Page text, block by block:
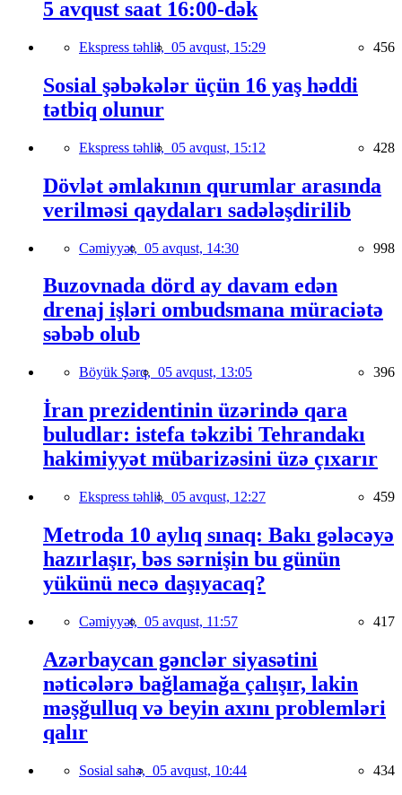
5 avqust saat 16:00-dək
Ekspress təhlil, 05 avqust, 15:29 456
Sosial şəbəkələr üçün 16 yaş həddi
tətbiq olunur
Ekspress təhlil, 05 avqust, 15:12 428
Dövlət əmlakının qurumlar arasında
verilməsi qaydaları sadələşdirilib
Cəmiyyət, 05 avqust, 14:30 998
Buzovnada dörd ay davam edən
drenaj işləri ombudsmana müraciətə
səbəb olub
Böyük Şərq, 05 avqust, 13:05 396
İran prezidentinin üzərində qara
buludlar: istefa təkzibi Tehrandakı
hakimiyyət mübarizəsini üzə çıxarır
Ekspress təhlil, 05 avqust, 12:27 459
Metroda 10 aylıq sınaq: Bakı gələcəyə
hazırlaşır, bəs sərnişin bu günün
yükünü necə daşıyacaq?
Cəmiyyət, 05 avqust, 11:57 417
Azərbaycan gənclər siyasətini
nəticələrə bağlamağa çalışır, lakin
məşğulluq və beyin axını problemləri
qalır
Sosial sahə, 05 avqust, 10:44 434